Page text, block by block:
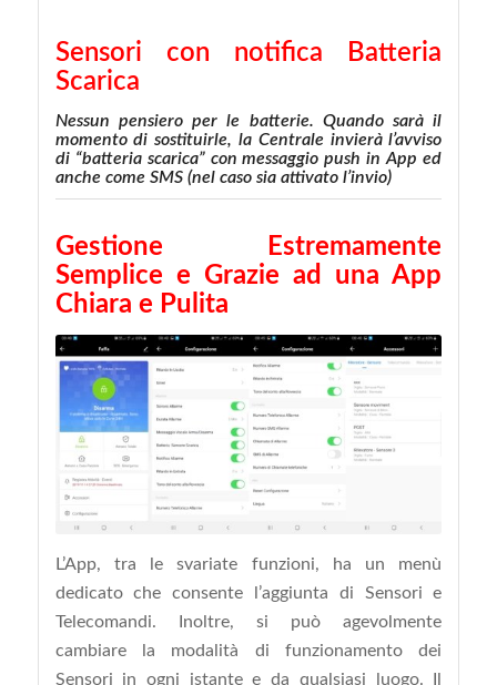
Sensori con notifica Batteria
Scarica
Nessun pensiero per le batterie. Quando sarà il
momento di sostituirle, la Centrale invierà l’avviso
di “batteria scarica” con messaggio push in App ed
anche come SMS (nel caso sia attivato l’invio)
Gestione Estremamente
Semplice e Grazie ad una App
Chiara e Pulita
L’App, tra le svariate funzioni, ha un menù
dedicato che consente l’aggiunta di Sensori e
Telecomandi. Inoltre, si può agevolmente
cambiare la modalità di funzionamento dei
Sensori in ogni istante e da qualsiasi luogo. Il